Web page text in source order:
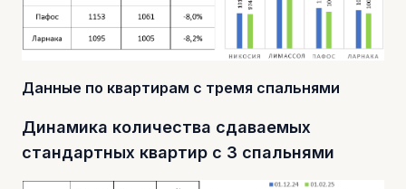
Данные по квартирам с тремя спальнями
Динамика количества сдаваемых
стандартных квартир с 3 спальнями